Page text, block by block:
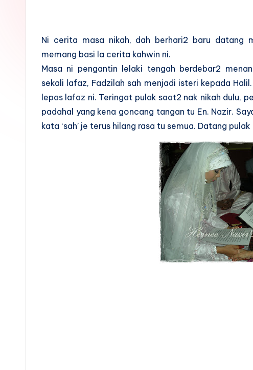
Ni cerita masa nikah, dah berhari2 baru datang
memang basi la cerita kahwin ni.
Masa ni pengantin lelaki tengah berdebar2
sekali lafaz, Fadzilah sah menjadi isteri kepada
lepas lafaz ni. Teringat pulak saat2 nak nikah dulu,
padahal yang kena goncang tangan tu En. Nazir.
kata ‘sah’ je terus hilang rasa tu semua. Datang